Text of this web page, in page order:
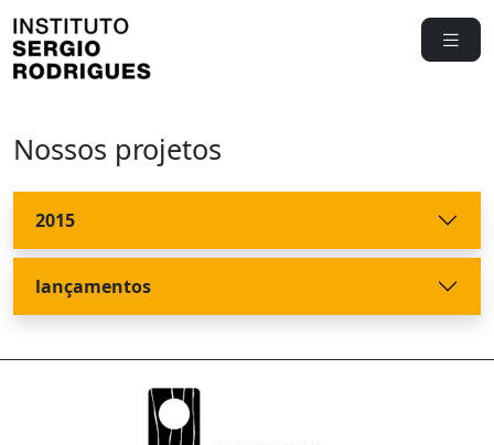
Nossos projetos
2015
lançamentos